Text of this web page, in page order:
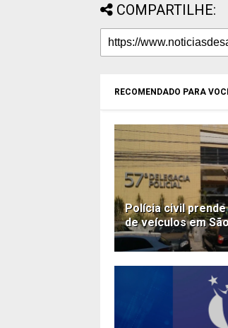
COMPARTILHE:
RECOMENDADO PARA
Polícia civil
de veículos em